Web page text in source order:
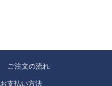
ご注文の流れ
お支払い方法